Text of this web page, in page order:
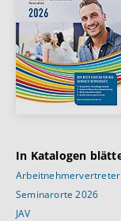
In Katalogen
Seminarorte 2026
JAV